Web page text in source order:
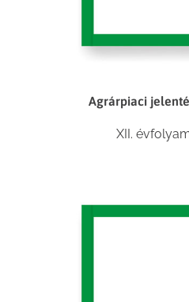
Agrárpiaci
XII.